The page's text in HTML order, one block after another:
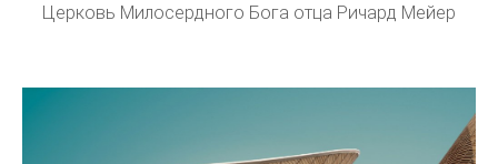
Церковь Милосердного Бога отца Ричард Мейер